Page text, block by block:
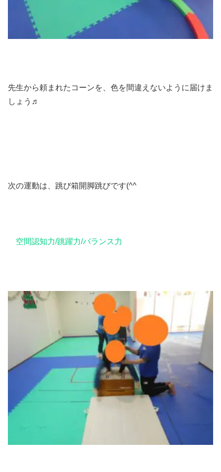
先生から頼まれたコーンを、色を間違えないように届けま
しょう♬
次の運動は、跳び箱開脚跳びです(^^ゞ
空間認知力/跳躍力/バランス力